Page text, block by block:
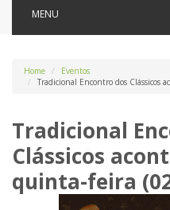
MENU
Home
Eventos
Tradicional Encontro dos Clássicos
Tradicional
Clássicos
quinta-feira